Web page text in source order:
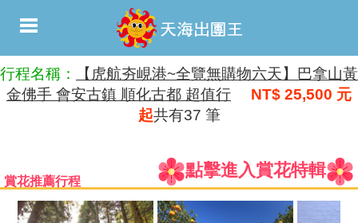
行程名稱：
【虎航夯峴港~全覽無購物六天】巴拿山黃
金佛手 會安古鎮 順化古都 超值行
NT$ 25,500 元
起共有37 筆
賞花推薦行程
點擊進入賞花特輯